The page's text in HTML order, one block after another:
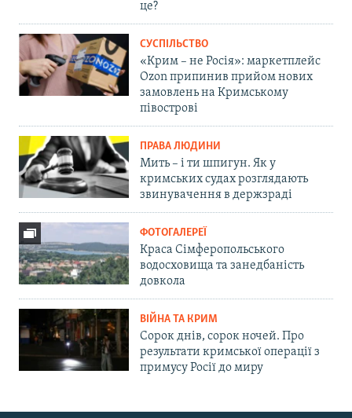
це?
СУСПІЛЬСТВО
«Крим – не Росія»: маркетплейс
Ozon припинив прийом нових
замовлень на Кримському
півострові
ПРАВА ЛЮДИНИ
Мить – і ти шпигун. Як у
кримських судах розглядають
звинувачення в держзраді
ФОТОГАЛЕРЕЇ
Краса Сімферопольського
водосховища та занедбаність
довкола
ВІЙНА ТА КРИМ
Сорок днів, сорок ночей. Про
результати кримської операції з
примусу Росії до миру